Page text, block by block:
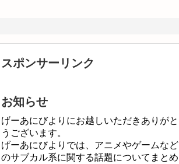
スポンサーリンク
お知らせ
げーあにびよりにお越しいただきありがと
うございます。
げーあにびよりでは、アニメやゲームなど
のサブカル系に関する話題についてまとめ